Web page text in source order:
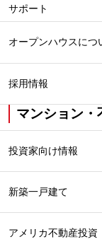
サポート
オープンハウスにつ
採用情報
マンション・
投資家向け情報
新築一戸建て
アメリカ不動産投資